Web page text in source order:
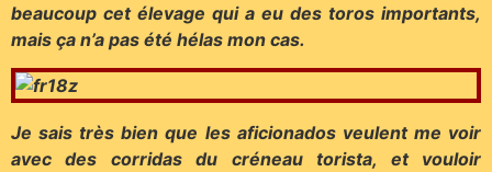
beaucoup cet élevage qui a eu des toros importants,
mais ça n’a pas été hélas mon cas.
Je sais très bien que les aficionados veulent me voir
avec des corridas du créneau torista, et vouloir